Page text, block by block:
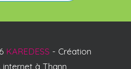
KAREDESS - Création
internet à Thann